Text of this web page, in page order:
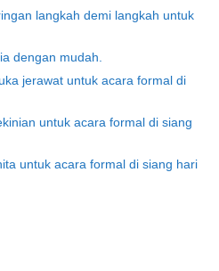
langkah demi langkah untuk
dengan mudah.
jerawat untuk acara formal di
untuk acara formal di siang
untuk acara formal di siang hari